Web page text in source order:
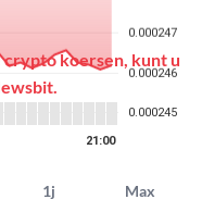
1j Max
koersen, kunt u